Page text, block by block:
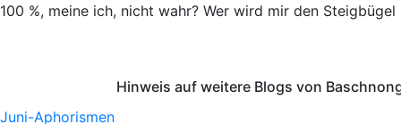
100 %, meine ich, nicht wahr? Wer wird mir den Steigbügel
Hinweis auf weitere Blogs von
Juni-Aphorismen